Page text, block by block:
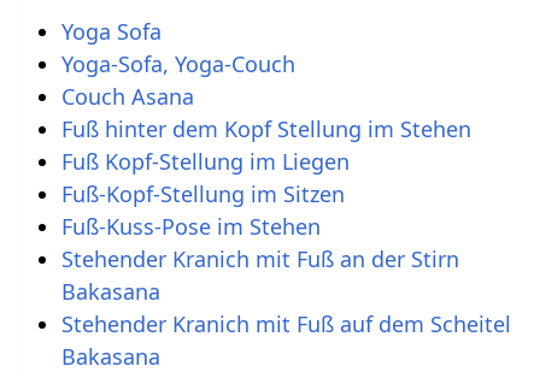
Yoga Sofa
Yoga-Sofa, Yoga-Couch
Couch Asana
Fuß hinter dem Kopf Stellung im Stehen
Fuß Kopf-Stellung im Liegen
Fuß-Kopf-Stellung im Sitzen
Fuß-Kuss-Pose im Stehen
Stehender Kranich mit Fuß an der Stirn
Bakasana
Stehender Kranich mit Fuß auf dem Scheitel
Bakasana